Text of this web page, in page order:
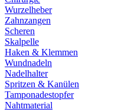
Wurzelheber
Zahnzangen
Scheren
Skalpelle
Haken & Klemmen
Wundnadeln
Nadelhalter
Spritzen & Kanülen
Tamponadestopfer
Nahtmaterial